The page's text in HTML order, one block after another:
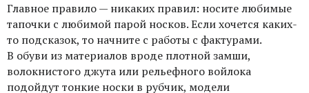
Главное правило — никаких правил: носите любимые
тапочки с любимой парой носков. Если хочется каких-
то подсказок, то начните с работы с фактурами.
В обуви из материалов вроде плотной замши,
волокнистого джута или рельефного войлока
подойдут тонкие носки в рубчик, модели